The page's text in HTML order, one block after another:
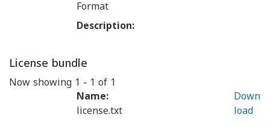
Format
Description:
License bundle
Now showing 1 - 1 of 1
Name:
license.txt
Down
load